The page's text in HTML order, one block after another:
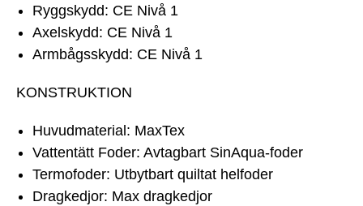
Ryggskydd: CE Nivå 1
Axelskydd: CE Nivå 1
Armbågsskydd: CE Nivå 1
KONSTRUKTION
Huvudmaterial: MaxTex
Vattentätt Foder: Avtagbart SinAqua-foder
Termofoder: Utbytbart quiltat helfoder
Dragkedjor: Max dragkedjor